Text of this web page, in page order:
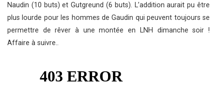
Naudin (10 buts) et Gutgreund (6 buts). L’addition aurait pu être
plus lourde pour les hommes de Gaudin qui peuvent toujours se
permettre de rêver à une montée en LNH dimanche soir !
Affaire à suivre..